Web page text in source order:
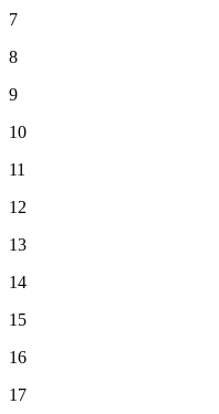
7
8
9
10
11
12
13
14
15
16
17